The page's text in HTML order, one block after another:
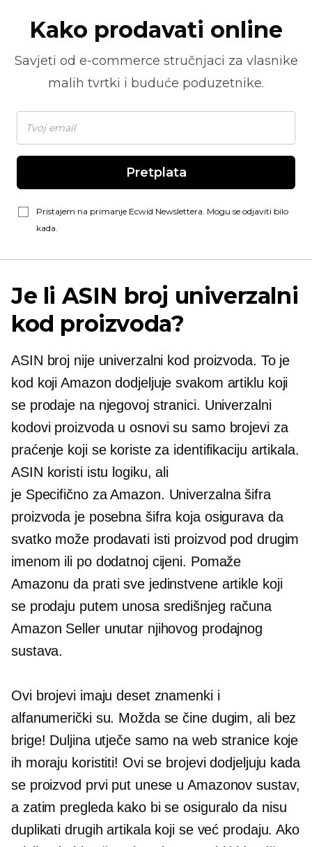
Kako prodavati online
Savjeti od e-commerce stručnjaci za vlasnike
malih tvrtki i buduće poduzetnike.
Pretplata
Pristajem na primanje Ecwid Newslettera. Mogu se odjaviti bilo
kada.
Je li ASIN broj univerzalni
kod proizvoda?
ASIN broj nije univerzalni kod proizvoda. To je
kod koji Amazon dodjeljuje svakom artiklu koji
se prodaje na njegovoj stranici. Univerzalni
kodovi proizvoda u osnovi su samo brojevi za
praćenje koji se koriste za identifikaciju artikala.
ASIN koristi istu logiku, ali
je Specifično za Amazon. Univerzalna šifra
proizvoda je posebna šifra koja osigurava da
svatko može prodavati isti proizvod pod drugim
imenom ili po dodatnoj cijeni. Pomaže
Amazonu da prati sve jedinstvene artikle koji
se prodaju putem unosa središnjeg računa
Amazon Seller unutar njihovog prodajnog
sustava.
Ovi brojevi imaju deset znamenki i
alfanumerički su. Možda se čine dugim, ali bez
brige! Duljina utječe samo na web stranice koje
ih moraju koristiti! Ovi se brojevi dodjeljuju kada
se proizvod prvi put unese u Amazonov sustav,
a zatim pregleda kako bi se osiguralo da nisu
duplikati drugih artikala koji se već prodaju. Ako